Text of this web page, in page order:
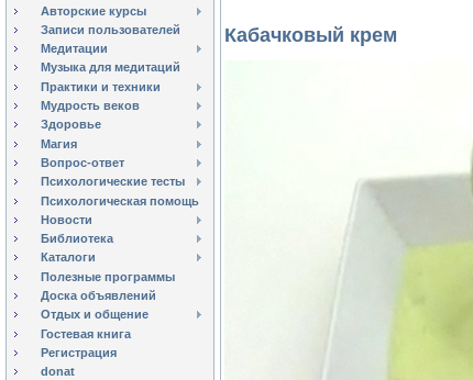
Авторские курсы
Записи пользователей
Медитации
Музыка для медитаций
Практики и техники
Мудрость веков
Здоровье
Магия
Вопрос-ответ
Психологические тесты
Психологическая помощь
Новости
Библиотека
Каталоги
Полезные программы
Доска объявлений
Отдых и общение
Гостевая книга
Регистрация
donat
Кабачковый крем